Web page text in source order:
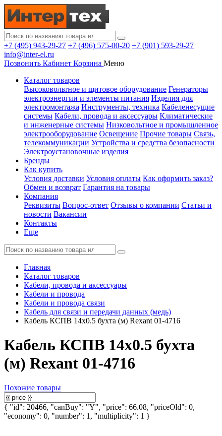
+7 (495) 943-29-27 +7 (496) 575-00-20 +7 (901) 593-29-27
info@inter-el.ru
Позвонить Кабинет Корзина Меню
Каталог товаров
Высоковольтное и щитовое оборудование Генераторы
электроэнергии и элементы питания Изделия для
электромонтажа Инструменты, техника Кабеленесущие
системы Кабели, провода и аксессуары Климатические
и инженерные системы Низковольтное и промышленное
электрооборудование Освещение Прочие товары Связь,
телекоммуникации Устройства и средства безопасности
Электроустановочные изделия
Бренды
Как купить
Условия доставки Условия оплаты Как оформить заказ?
Обмен и возврат Гарантия на товары
Компания
Реквизиты Вопрос-ответ Отзывы о компании Статьи и
новости Вакансии
Контакты
Еще
Главная
Каталог товаров
Кабели, провода и аксессуары
Кабели и провода
Кабели и провода связи
Кабель для связи и передачи данных (медь)
Кабель КСПВ 14х0.5 бухта (м) Rexant 01-4716
Кабель КСПВ 14х0.5 бухта
(м) Rexant 01-4716
Похожие товары
{ "id": 20466, "canBuy": "Y", "price": 66.08, "priceOld": 0,
"economy": 0, "number": 1, "multiplicity": 1 }